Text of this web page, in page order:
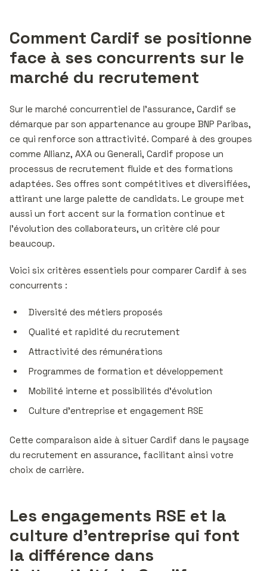
Comment Cardif se positionne
face à ses concurrents sur le
marché du recrutement
Sur le marché concurrentiel de l’assurance, Cardif se
démarque par son appartenance au groupe BNP Paribas,
ce qui renforce son attractivité. Comparé à des groupes
comme Allianz, AXA ou Generali, Cardif propose un
processus de recrutement fluide et des formations
adaptées. Ses offres sont compétitives et diversifiées,
attirant une large palette de candidats. Le groupe met
aussi un fort accent sur la formation continue et
l’évolution des collaborateurs, un critère clé pour
beaucoup.
Voici six critères essentiels pour comparer Cardif à ses
concurrents :
Diversité des métiers proposés
Qualité et rapidité du recrutement
Attractivité des rémunérations
Programmes de formation et développement
Mobilité interne et possibilités d’évolution
Culture d’entreprise et engagement RSE
Cette comparaison aide à situer Cardif dans le paysage
du recrutement en assurance, facilitant ainsi votre
choix de carrière.
Les engagements RSE et la
culture d’entreprise qui font
la différence dans